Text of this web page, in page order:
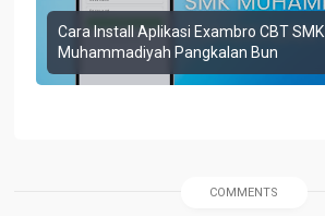
Cara Install Aplikasi Exambro CBT SMK
Muhammadiyah Pangkalan Bun
COMMENTS